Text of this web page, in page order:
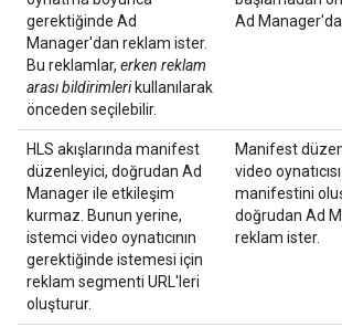
gerektiğinde Ad
Manager'dan reklam ister.
Bu reklamlar, erken reklam
arası bildirimlerikullanılarak
önceden seçilebilir.
Ad
HLS akışlarında manifest
düzenleyici, doğrudan Ad
Manager ile etkileşim
kurmaz. Bunun yerine,
istemci video oynatıcının
gerektiğinde istemesi için
reklam segmenti URL'leri
oluşturur.
Manifest
video
manifestini
doğrudan Ad
reklam ister.